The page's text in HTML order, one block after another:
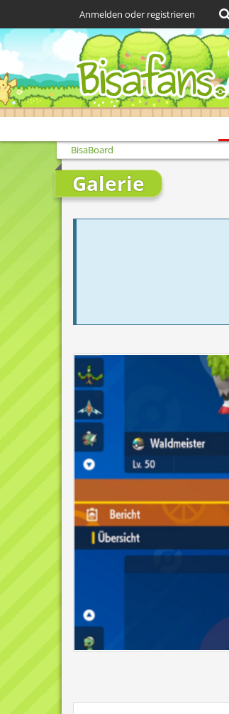
Anmelden oder registrieren
BisaBoard
Galerie